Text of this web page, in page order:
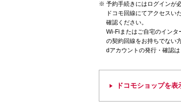
予約手続きにはログインが
ドコモ回線にてアクセスい
確認ください。
Wi-Fiまたはご自宅のイン
の契約回線をお持ちでない
dアカウントの発行・確認は
ドコモショップを表